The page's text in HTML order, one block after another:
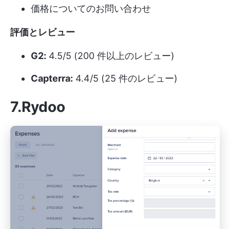
価格についてのお問い合わせ
評価とレビュー
G2: 4.5/5 (200 件以上のレビュー)
Capterra: 4.4/5 (25 件のレビュー)
7.Rydoo